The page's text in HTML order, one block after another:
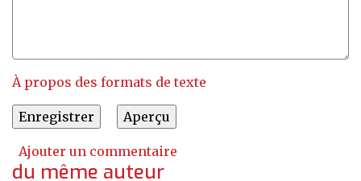
À propos des formats de texte
Ajouter un commentaire
du même auteur